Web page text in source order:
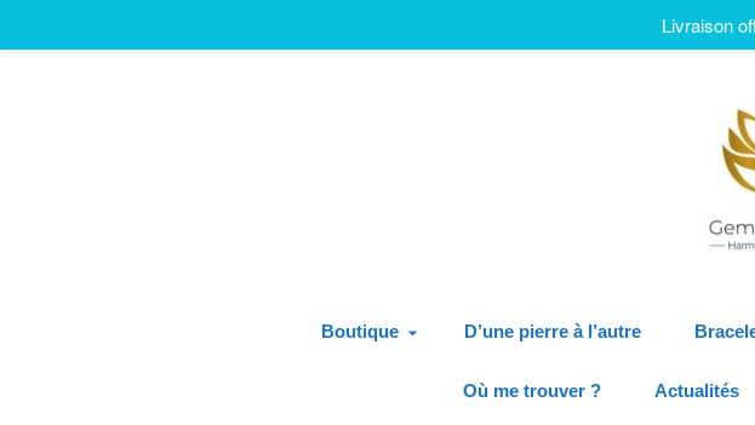
Boutique D’une pierre à l’autre
Où me trouver ? Actualités
Livraison